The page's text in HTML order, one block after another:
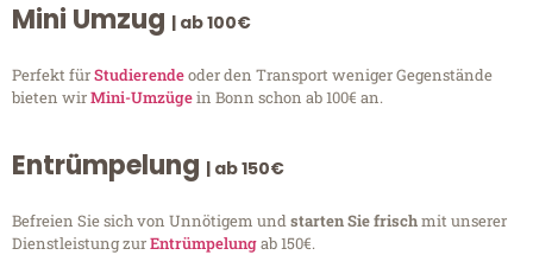
Mini Umzug | ab 100€
Perfekt fürStudierendeoder den Transport weniger Gegenstände
bieten wirMini-Umzügein Bonn schon ab 100€ an.
Entrümpelung | ab 150€
Befreien Sie sich von Unnötigem undstarten Sie frischmit unserer
Dienstleistung zurEntrümpelungab 150€.